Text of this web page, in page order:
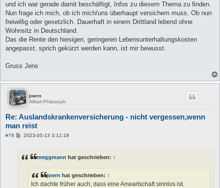
und ich war gerade damit beschäftigt, Infos zu diesem Thema zu finden.
Nun frage ich mich, ob ich mich/uns überhaupt versichern muss. Ob nun
freiwillig oder gesetzlich. Dauerhaft in einem Drittland lebend ohne
Wohnsitz in Deutschland.
Das die Rente den hiesigen, geringeren Lebensunterhaltungskosten
angepasst, sprich gekürzt werden kann, ist mir bewusst.
Gruss Jens
joern
Allrad-Philosoph
Re: Auslandskrankenversicherung - nicht vergessen,wenn
man reist
#78
B
r
2023-05-13 3:11:18
meggmann hat geschrieben: ↑
joern hat geschrieben: ↑
Ich dachte früher auch, dass eine Anwartschaft sinnlos ist.